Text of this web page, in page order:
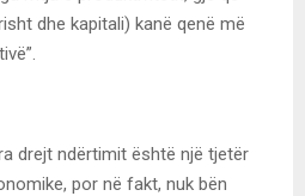
dhe kapitali) kanë qenë më
drejt ndërtimit është një tjetër
por në fakt, nuk bën